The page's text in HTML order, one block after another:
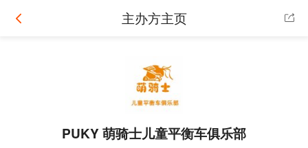
主办方主页
PUKY 萌骑士儿童平衡车俱乐部